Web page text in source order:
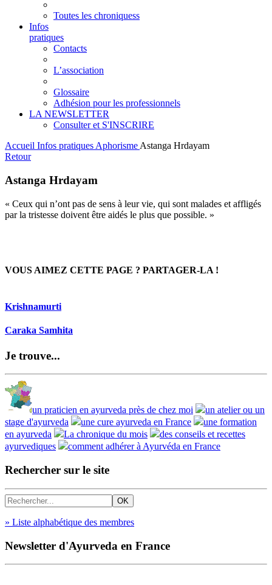
Toutes les chroniquess
Infos
pratiques
Contacts
L’association
Glossaire
Adhésion pour les professionnels
LA NEWSLETTER
Consulter et S'INSCRIRE
Accueil Infos pratiques Aphorisme Astanga Hrdayam
Retour
Astanga Hrdayam
« Ceux qui n’ont pas de sens à leur vie, qui sont malades et affligés
par la tristesse doivent être aidés le plus que possible. »
VOUS AIMEZ CETTE PAGE ? PARTAGER-LA !
Krishnamurti
Caraka Samhita
Je trouve...
un praticien en ayurveda près de chez moi
un atelier ou un
stage d'ayurveda
une cure ayurveda en France
une formation
en ayurveda
La chronique du mois
des conseils et recettes
ayurvediques
comment adhérer à Ayurvéda en France
Rechercher sur le site
» Liste alphabétique des membres
Newsletter d'Ayurveda en France